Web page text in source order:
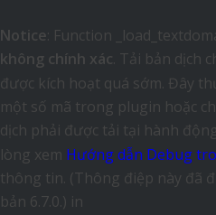
Notice: Function
không chính xác. Tải bản dịch
được kích hoạt quá sớm. Đây
một số mã trong plugin hoặc
dịch phải được tải tại hành
lòng xem Hướng dẫn Debug
thông tin. (Thông điệp này đã
bản 6.7.0.) in